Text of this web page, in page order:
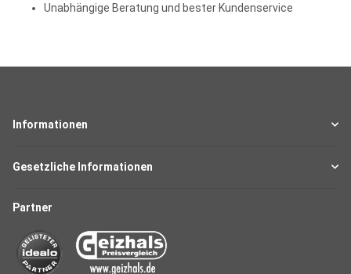
Unabhängige Beratung und bester Kundenservice
Informationen
Gesetzliche Informationen
Partner